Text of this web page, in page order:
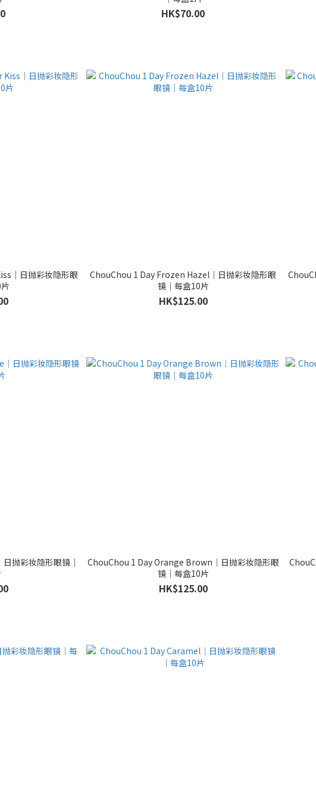
HK$70.00
｜日抛彩妆隐形眼
ChouChou 1 Day Frozen Hazel｜日抛彩妆隐形眼
镜｜每盒10片
HK$125.00
抛彩妆隐形眼镜｜
ChouChou 1 Day Orange Brown｜日抛彩妆隐形眼
镜｜每盒10片
HK$125.00